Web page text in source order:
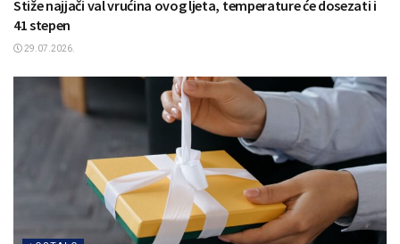
Stiže najjači val vrućina ovog ljeta, temperature će dosezati i
41 stepen
29.07.2026.